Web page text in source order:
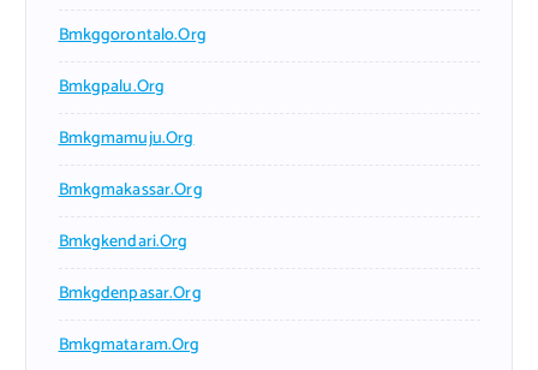
Bmkggorontalo.org
Bmkgpalu.org
Bmkgmamuju.org
Bmkgmakassar.org
Bmkgkendari.org
Bmkgdenpasar.org
Bmkgmataram.org